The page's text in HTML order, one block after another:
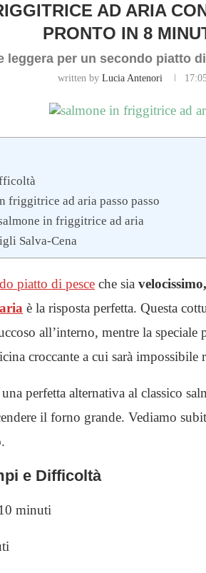
AD ARIA
PRONTO IN 8
leggera per un secondo piatto
written by Lucia Antenori
friggitrice ad aria passo passo
in friggitrice ad aria
Salva-Cena
piatto di pesce che sia
è la risposta perfetta. Questa
all’interno, mentre la speciale
croccante a cui sarà impossibile
perfetta alternativa al classico
il forno grande. Vediamo
e Difficoltà
minuti